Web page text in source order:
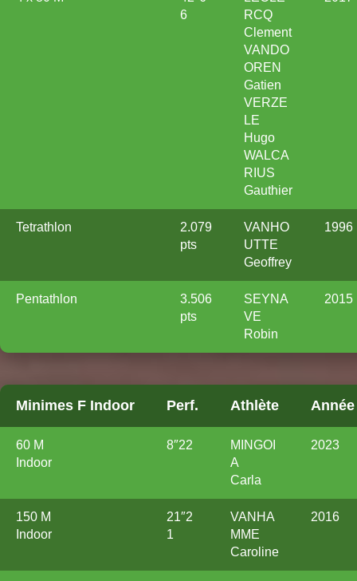
6
RCQ
Clement
VANDO
OREN
Gatien
VERZE
LE
Hugo
WALCA
RIUS
Gauthier
Tetrathlon
2.079
pts
VANHO
UTTE
Geoffrey
1996
Pentathlon
3.506
pts
SEYNA
VE
Robin
2015
Minimes F Indoor Perf. Athlète Année
60 M
Indoor
8″22
MINGOI
A
Carla
2023
150 M
Indoor
21″2
1
VANHA
MME
Caroline
2016